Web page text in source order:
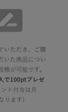
いただき、ご購
いた商品につい
稿が可能です。
で100ptプレゼ
ト付与は月
ります)